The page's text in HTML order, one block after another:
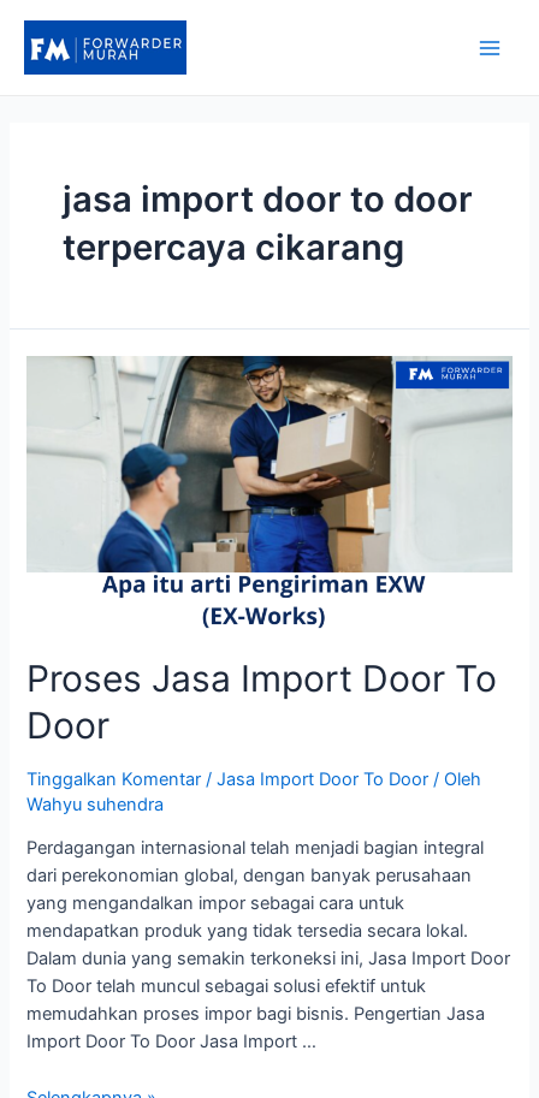
konten
jasa import door to door
terpercaya cikarang
Proses Jasa Import Door To
Door
Tinggalkan Komentar /Jasa Import Door To Door / Oleh
Wahyu suhendra
Perdagangan internasional telah menjadi bagian integral
dari perekonomian global, dengan banyak perusahaan
yang mengandalkan impor sebagai cara untuk
mendapatkan produk yang tidak tersedia secara lokal.
Dalam dunia yang semakin terkoneksi ini, Jasa Import Door
To Door telah muncul sebagai solusi efektif untuk
memudahkan proses impor bagi bisnis. Pengertian Jasa
Import Door To Door Jasa Import …